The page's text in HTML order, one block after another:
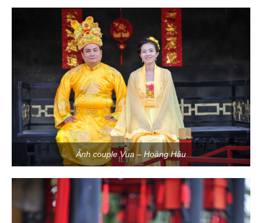
Ảnh couple Vua – Hoàng Hậu